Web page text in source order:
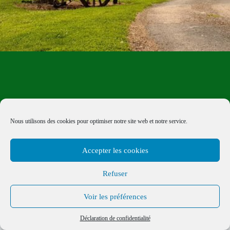
Nous utilisons des cookies pour optimiser notre site web et notre service.
Accepter les cookies
Refuser
Voir les préférences
Déclaration de confidentialité
Politique de confidentialité
Mentions légales